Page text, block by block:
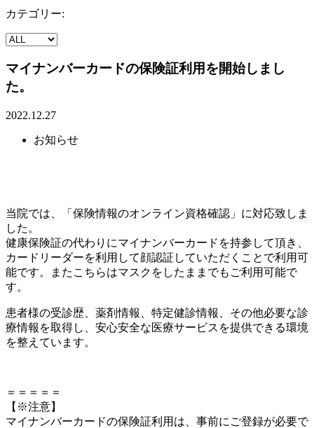
カテゴリー:
マイナンバーカードの保険証利用を開始しまし
た。
2022.12.27
お知らせ
当院では、「保険情報のオンライン資格確認」に対応致しま
した。
健康保険証の代わりにマイナンバーカードを持参して頂き、
カードリーダーを利用して顔認証していただくことで利用可
能です。またこちらはマスクをしたままでもご利用可能で
す。
患者様の受診歴、薬剤情報、特定健診情報、その他必要な診
療情報を取得し、安心安全な医療サービスを提供できる環境
を整えています。
＝＝＝＝＝
【※注意】
マイナンバーカードの保険証利用は、事前にご登録が必要で